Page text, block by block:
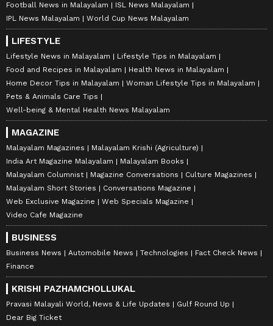
Football News in Malayalam
ISL News Malayalam
IPL News Malayalam
World Cup News Malayalam
LIFESTYLE
Lifestyle News in Malayalam
Lifestyle Tips in Malayalam
Food and Recipes in Malayalam
Health News in Malayalam
Home Decor Tips in Malayalam
Woman Lifestyle Tips in Malayalam
Pets & Animals Care Tips
Well-being & Mental Health News Malayalam
MAGAZINE
Malayalam Magazines
Malayalam Krishi (Agriculture)
India Art Magazine Malayalam
Malayalam Books
Malayalam Columnist
Magazine Conversations
Culture Magazines
Malayalam Short Stories
Conversations Magazine
Web Exclusive Magazine
Web Specials Magazine
Video Cafe Magazine
BUSINESS
Business News Automobile News Technologies
Fact Check News
Finance
KRISHI PAZHAMCHOLLUKAL
Pravasi Malayali World, News & Life Updates
Gulf Round Up
Dear Big Ticket